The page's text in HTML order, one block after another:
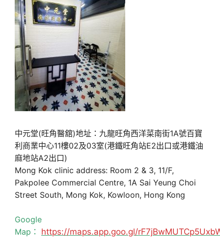
中元堂(旺角醫舘)地址：九龍旺角西洋菜南街1A號百寶
利商業中心11樓02及03室(港鐵旺角站E2出口或港鐵油
麻地站A2出口)
Mong Kok clinic address: Room 2 & 3, 11/F,
Pakpolee Commercial Centre, 1A Sai Yeung Choi
Street South, Mong Kok, Kowloon, Hong Kong
Google
Map： https://maps.app.goo.gl/